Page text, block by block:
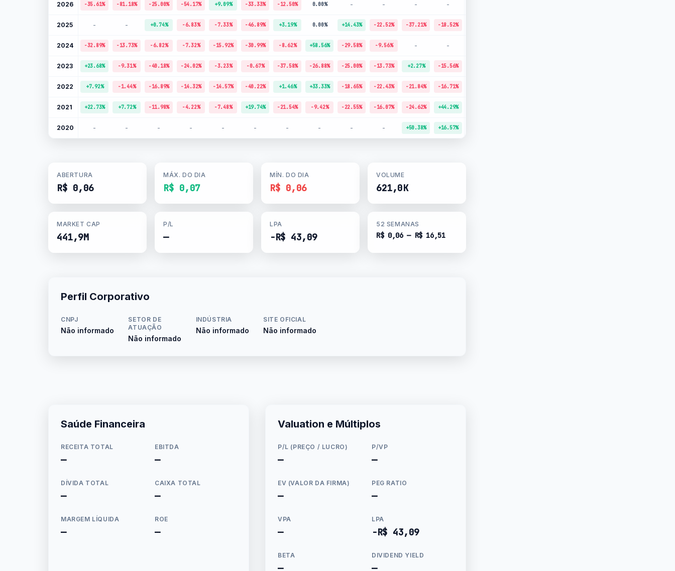
2026 -35.61% -81.18% -25.00% -54.17% +9.09% -33.33% -12.50% 0.00% - - - -
2025 - - +0.74% -6.83% -7.33% -46.89% +3.19% 0.00% +14.43% -22.52% -37.21% -18.52%
2024 -32.89% -13.73% -6.82% -7.32% -15.92% -30.99% -8.62% +58.56% -29.58% -9.56% - -
2023 +23.68% -9.31% -40.18% -24.02% -3.23% -0.67% -37.58% -26.88% -25.00% -13.73% +2.27% -15.56%
2022 +7.92% -1.44% -16.89% -14.32% -14.57% -40.22% +1.46% +33.33% -18.65% -22.43% -21.84% -16.71%
2021 +22.73% +7.72% -11.98% -4.22% -7.48% +19.74% -21.54% -9.42% -22.55% -16.07% -24.62% +44.29%
2020 - - - - - - - - - - +50.38% +16.57%
ABERTURA
R$ 0,06
MÁX. DO DIA
R$ 0,07
MÍN. DO DIA
R$ 0,06
VOLUME
621,0K
MARKET CAP
441,9M
P/L
—
LPA
-R$ 43,09
52 SEMANAS
R$ 0,06 — R$ 16,51
Perfil Corporativo
CNPJ
Não informado
SETOR DE
ATUAÇÃO
Não informado
INDÚSTRIA
Não informado
SITE OFICIAL
Não informado
Saúde Financeira
RECEITA TOTAL
—
EBITDA
—
DÍVIDA TOTAL
—
CAIXA TOTAL
—
MARGEM LÍQUIDA
—
ROE
—
Valuation e Múltiplos
P/L (PREÇO / LUCRO)
—
P/VP
—
EV (VALOR DA FIRMA)
—
PEG RATIO
—
VPA
—
LPA
-R$ 43,09
BETA
—
DIVIDEND YIELD
—